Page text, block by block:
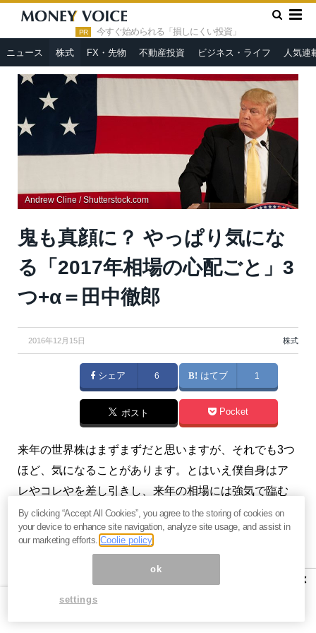
PR 今すぐ始められる「損しにくい投資」
ニュース 株式 FX・先物 不動産投資 ビジネス・ライフ 人気連
HOME » 株式 »
鬼も真顔に？ やっぱり気になる「2017年相場
の心配ごと」3つ+α＝田中徹郎
Andrew Cline / Shutterstock.com
鬼も真顔に？ やっぱり気にな
る「2017年相場の心配ごと」3
つ+α＝田中徹郎
2016年12月15日 株式
シェア 6 はてブ 1
ポスト Pocket
来年の世界株はまずまずだと思いますが、それでも3つ
ほど、気になることがあります。とはいえ僕自身はア
レやコレやを差し引きし、来年の相場には強気で臨む
つもりです。（『一緒に歩もう！小富豪への道』田中
徹郎）
プロフィール：田中徹郎（たなか てつろう）
(株)銀座なみきFP事務所代表、ファイナンシャルプラ
ンナー、認定テクニカルアナリスト。1961年神戸生ま
れ。神戸大学経営学部卒業後、三洋電機入社。本社財
×
By clicking “Accept All Cookies”, you agree to the storing of cookies on
your device to enhance site navigation, analyze site usage, and assist in
our marketing efforts.Coolie policy
ok
settings